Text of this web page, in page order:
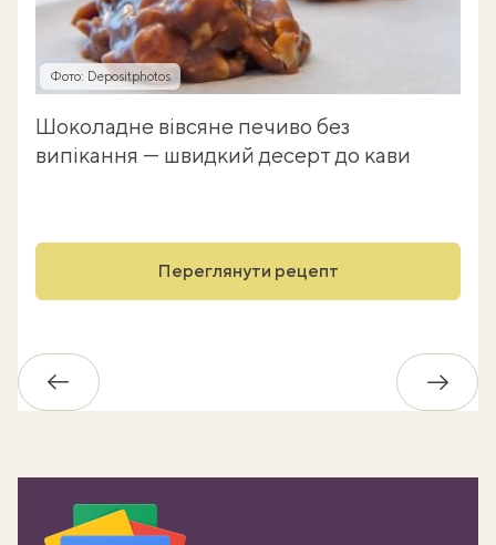
Фото: Depositphotos
Шоколадне вівсяне печиво без
випікання — швидкий десерт до кави
Переглянути рецепт
Назад